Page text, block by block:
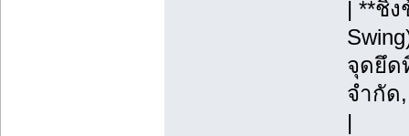
| **ชิ
จุดยึด
จำกัด
|